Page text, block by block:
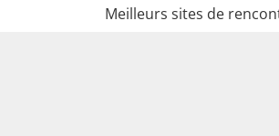
Meilleurs sites de